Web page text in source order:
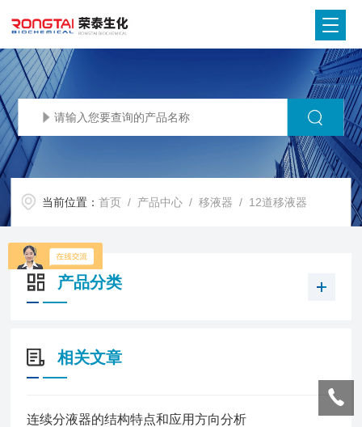
当前位置：首页 / 产品中心 /移液器 / 12道移液器
产品分类
相关文章
连续分液器的结构特点和应用方向分析